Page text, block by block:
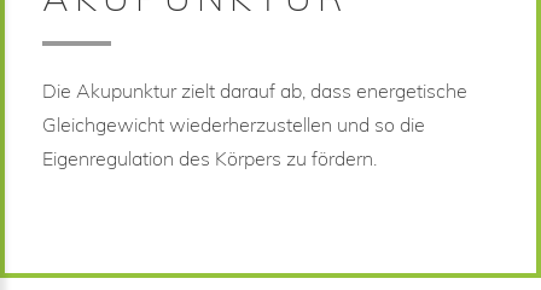
Die Akupunktur zielt darauf ab, dass energetische
Gleichgewicht wiederherzustellen und so die
Eigenregulation des Körpers zu fördern.